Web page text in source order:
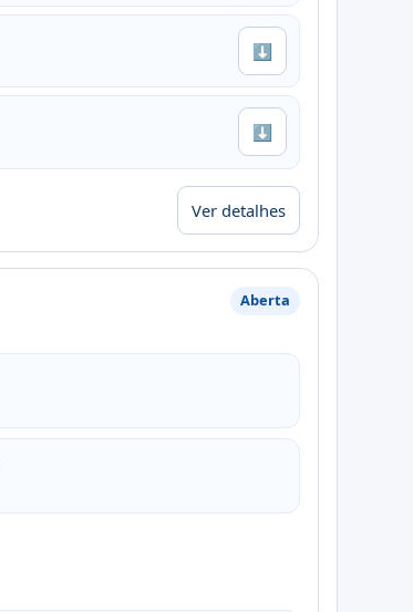
⬇
⬇
Ver detalhes
Aberta